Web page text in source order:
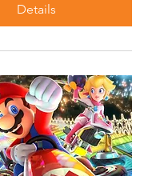
Details